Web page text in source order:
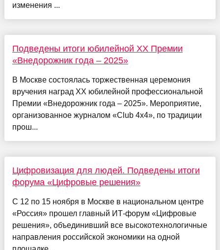
изменения ...
Подведены итоги юбилейной XX Премии
«Внедорожник года – 2025»
В Москве состоялась торжественная церемония
вручения наград XX юбилейной профессиональной
Премии «Внедорожник года – 2025». Мероприятие,
организованное журналом «Club 4x4», по традиции
прош...
Цифровизация для людей. Подведены итоги
форума «Цифровые решения»
С 12 по 15 ноября в Москве в национальном центре
«Россия» прошел главный ИТ-форум «Цифровые
решения», объединивший все высокотехнологичные
направления российской экономики на одной